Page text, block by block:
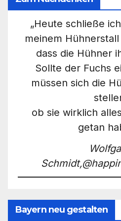
„Heute schließe
meinem
dass die Hühner
Sollte der Fuchs
müssen sich die
ob sie wirklich
getan
Bayern neu gestalten